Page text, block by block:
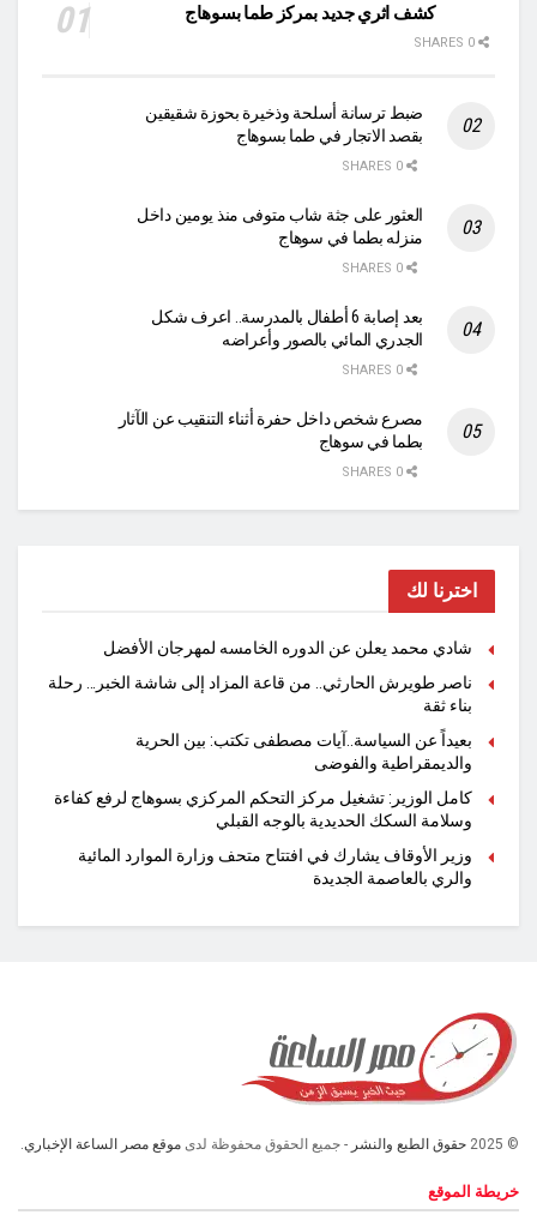
كشف اثري جديد بمركز طما بسوهاج
ضبط ترسانة أسلحة وذخيرة بحوزة شقيقين
بقصد الاتجار في طما بسوهاج
العثور على جثة شاب متوفى منذ يومين داخل
منزله بطما في سوهاج
بعد إصابة 6 أطفال بالمدرسة.. اعرف شكل
الجدري المائي بالصور وأعراضه
مصرع شخص داخل حفرة أثناء التنقيب عن الآثار
بطما في سوهاج
اخترنا لك
شادي محمد يعلن عن الدوره الخامسه لمهرجان الأفضل
ناصر طويرش الحارثي.. من قاعة المزاد إلى شاشة الخبر… رحلة
بناء ثقة
بعيداً عن السياسة..آيات مصطفى تكتب: بين الحرية
والديمقراطية والفوضى
كامل الوزير: تشغيل مركز التحكم المركزي بسوهاج لرفع كفاءة
وسلامة السكك الحديدية بالوجه القبلي
وزير الأوقاف يشارك في افتتاح متحف وزارة الموارد المائية
والري بالعاصمة الجديدة
© 2025 حقوق الطبع والنشر - جميع الحقوق محفوظة لدى موقع مصر الساعة الإخباري.
خريطة الموقع